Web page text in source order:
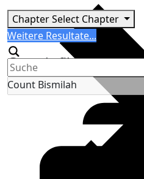
ChapterSelect Chapter
Search
Weitere Resultate...
Generic filters
Count Bismilah